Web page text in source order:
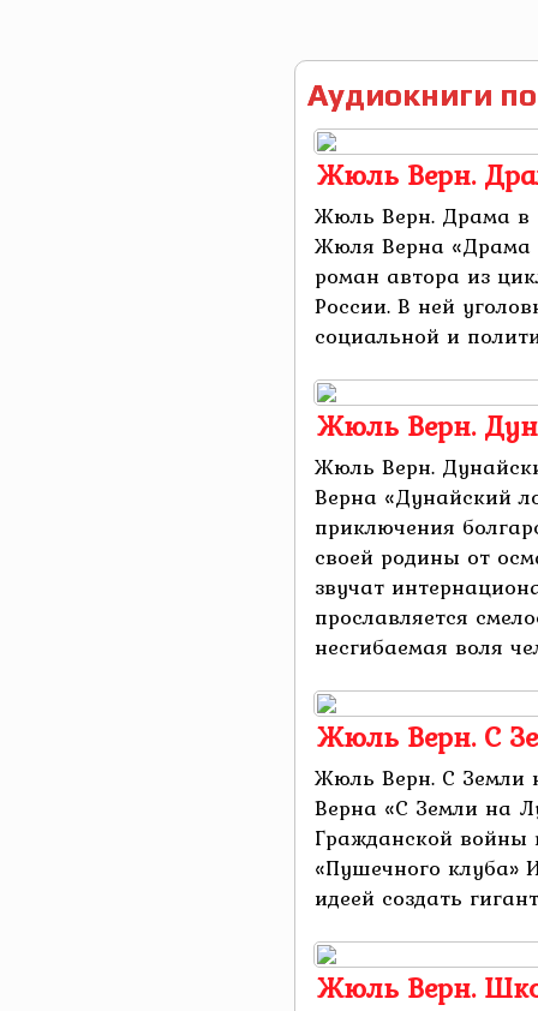
Аудиокниги
Жюль Верн.
Жюль Верн. Драма в
Жюля Верна «Драма
роман автора из
России. В ней
социальной и
Жюль Верн.
Жюль Верн.
Верна «Дунайский
приключения
своей родины от
звучат
прославляется
несгибаемая воля
Жюль Верн. С
Жюль Верн. С Земли
Верна «С Земли на
Гражданской
«Пушечного клуба»
идеей создать
Жюль Верн.